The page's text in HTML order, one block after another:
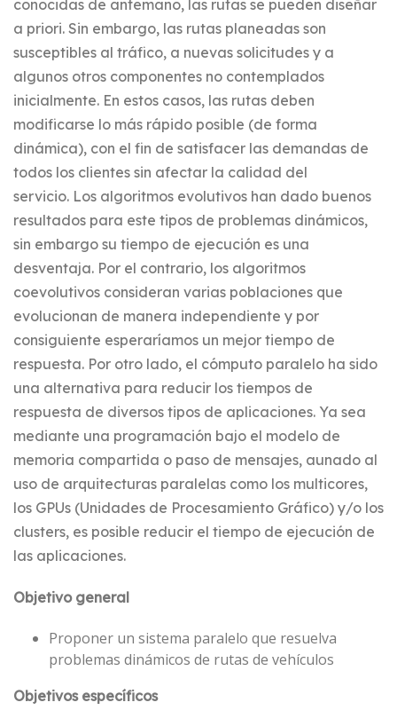
conocidas de antemano, las rutas se pueden diseñar
a priori. Sin embargo, las rutas planeadas son
susceptibles al tráfico, a nuevas solicitudes y a
algunos otros componentes no contemplados
inicialmente. En estos casos, las rutas deben
modificarse lo más rápido posible (de forma
dinámica), con el fin de satisfacer las demandas de
todos los clientes sin afectar la calidad del
servicio. Los algoritmos evolutivos han dado buenos
resultados para este tipos de problemas dinámicos,
sin embargo su tiempo de ejecución es una
desventaja. Por el contrario, los algoritmos
coevolutivos consideran varias poblaciones que
evolucionan de manera independiente y por
consiguiente esperaríamos un mejor tiempo de
respuesta. Por otro lado, el cómputo paralelo ha sido
una alternativa para reducir los tiempos de
respuesta de diversos tipos de aplicaciones. Ya sea
mediante una programación bajo el modelo de
memoria compartida o paso de mensajes, aunado al
uso de arquitecturas paralelas como los multicores,
los GPUs (Unidades de Procesamiento Gráfico) y/o los
clusters, es posible reducir el tiempo de ejecución de
las aplicaciones.
Objetivo general
Proponer un sistema paralelo que resuelva
problemas dinámicos de rutas de vehículos
Objetivos específicos